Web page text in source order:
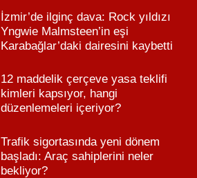
İzmir’de ilginç dava: Rock yıldızı
Yngwie Malmsteen’in eşi
Karabağlar’daki dairesini kaybetti
12 maddelik çerçeve yasa teklifi
kimleri kapsıyor, hangi
düzenlemeleri içeriyor?
Trafik sigortasında yeni dönem
başladı: Araç sahiplerini neler
bekliyor?